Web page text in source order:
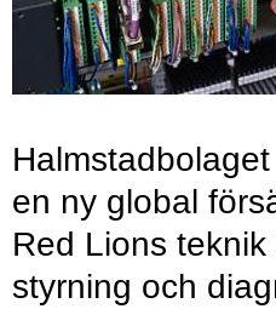
en ny global
Red Lions
styrning och